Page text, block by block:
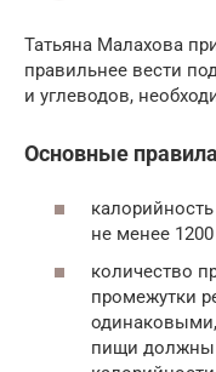
Татьяна Малахова
правильнее вести
и углеводов,
Основные
не менее
количество
промежутки
пищи должны